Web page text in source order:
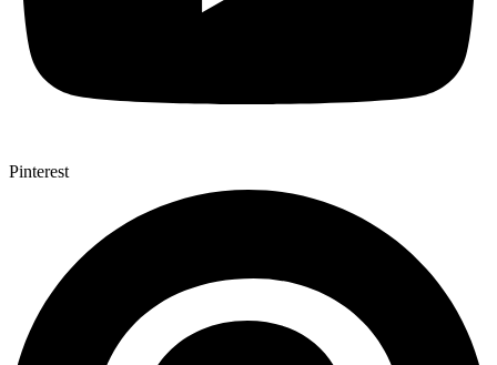
Pinterest